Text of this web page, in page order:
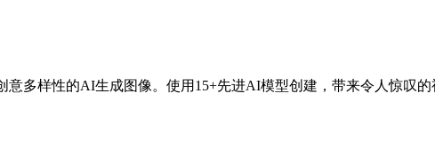
多样性的AI生成图像。使用15+先进AI模型创建，带来令人惊叹的